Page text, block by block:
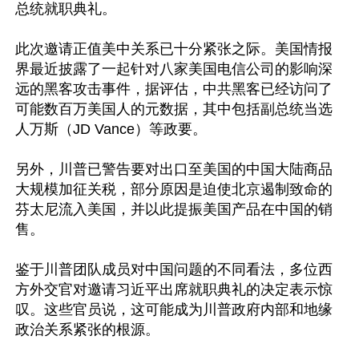
总统就职典礼。
此次邀请正值美中关系已十分紧张之际。美国情报
界最近披露了一起针对八家美国电信公司的影响深
远的黑客攻击事件，据评估，中共黑客已经访问了
可能数百万美国人的元数据，其中包括副总统当选
人万斯（JD Vance）等政要。
另外，川普已警告要对出口至美国的中国大陆商品
大规模加征关税，部分原因是迫使北京遏制致命的
芬太尼流入美国，并以此提振美国产品在中国的销
售。
鉴于川普团队成员对中国问题的不同看法，多位西
方外交官对邀请习近平出席就职典礼的决定表示惊
叹。这些官员说，这可能成为川普政府内部和地缘
政治关系紧张的根源。